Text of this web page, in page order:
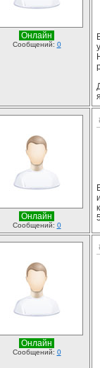
Онлайн
Сообщений: 0
Онлайн
Сообщений: 0
Онлайн
Сообщений: 0